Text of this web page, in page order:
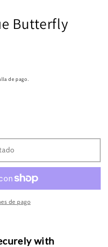
Butterfly
de pago.
de pago
with